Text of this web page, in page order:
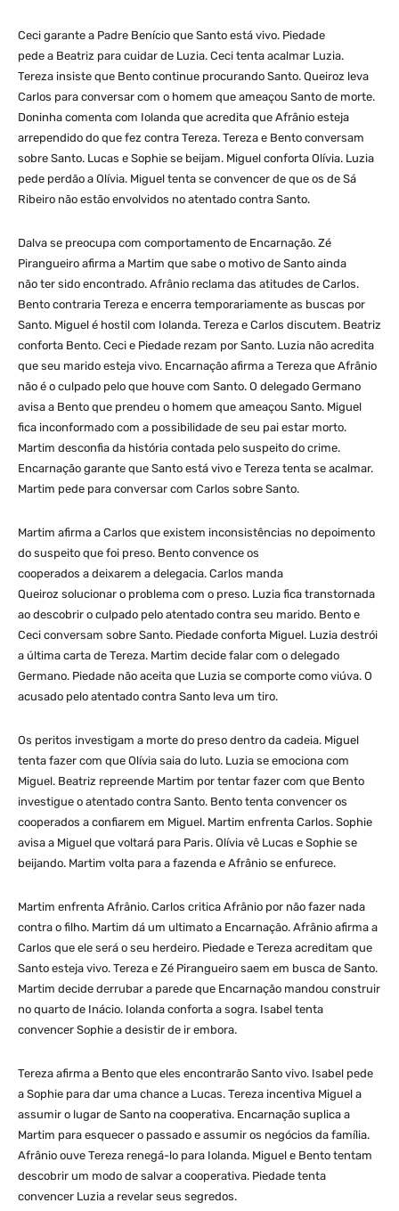
Ceci garante a Padre Benício que Santo está vivo. Piedade
pede a Beatriz para cuidar de Luzia. Ceci tenta acalmar Luzia.
Tereza insiste que Bento continue procurando Santo. Queiroz leva
Carlos para conversar com o homem que ameaçou Santo de morte.
Doninha comenta com Iolanda que acredita que Afrânio esteja
arrependido do que fez contra Tereza. Tereza e Bento conversam
sobre Santo. Lucas e Sophie se beijam. Miguel conforta Olívia. Luzia
pede perdão a Olívia. Miguel tenta se convencer de que os de Sá
Ribeiro não estão envolvidos no atentado contra Santo.
Dalva se preocupa com comportamento de Encarnação. Zé
Pirangueiro afirma a Martim que sabe o motivo de Santo ainda
não ter sido encontrado. Afrânio reclama das atitudes de Carlos.
Bento contraria Tereza e encerra temporariamente as buscas por
Santo. Miguel é hostil com Iolanda. Tereza e Carlos discutem. Beatriz
conforta Bento. Ceci e Piedade rezam por Santo. Luzia não acredita
que seu marido esteja vivo. Encarnação afirma a Tereza que Afrânio
não é o culpado pelo que houve com Santo. O delegado Germano
avisa a Bento que prendeu o homem que ameaçou Santo. Miguel
fica inconformado com a possibilidade de seu pai estar morto.
Martim desconfia da história contada pelo suspeito do crime.
Encarnação garante que Santo está vivo e Tereza tenta se acalmar.
Martim pede para conversar com Carlos sobre Santo.
Martim afirma a Carlos que existem inconsistências no depoimento
do suspeito que foi preso. Bento convence os
cooperados a deixarem a delegacia. Carlos manda
Queiroz solucionar o problema com o preso. Luzia fica transtornada
ao descobrir o culpado pelo atentado contra seu marido. Bento e
Ceci conversam sobre Santo. Piedade conforta Miguel. Luzia destrói
a última carta de Tereza. Martim decide falar com o delegado
Germano. Piedade não aceita que Luzia se comporte como viúva. O
acusado pelo atentado contra Santo leva um tiro.
Os peritos investigam a morte do preso dentro da cadeia. Miguel
tenta fazer com que Olívia saia do luto. Luzia se emociona com
Miguel. Beatriz repreende Martim por tentar fazer com que Bento
investigue o atentado contra Santo. Bento tenta convencer os
cooperados a confiarem em Miguel. Martim enfrenta Carlos. Sophie
avisa a Miguel que voltará para Paris. Olívia vê Lucas e Sophie se
beijando. Martim volta para a fazenda e Afrânio se enfurece.
Martim enfrenta Afrânio. Carlos critica Afrânio por não fazer nada
contra o filho. Martim dá um ultimato a Encarnação. Afrânio afirma a
Carlos que ele será o seu herdeiro. Piedade e Tereza acreditam que
Santo esteja vivo. Tereza e Zé Pirangueiro saem em busca de Santo.
Martim decide derrubar a parede que Encarnação mandou construir
no quarto de Inácio. Iolanda conforta a sogra. Isabel tenta
convencer Sophie a desistir de ir embora.
Tereza afirma a Bento que eles encontrarão Santo vivo. Isabel pede
a Sophie para dar uma chance a Lucas. Tereza incentiva Miguel a
assumir o lugar de Santo na cooperativa. Encarnação suplica a
Martim para esquecer o passado e assumir os negócios da família.
Afrânio ouve Tereza renegá-lo para Iolanda. Miguel e Bento tentam
descobrir um modo de salvar a cooperativa. Piedade tenta
convencer Luzia a revelar seus segredos.